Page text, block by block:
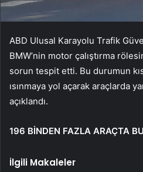
ABD Ulusal Karayolu Trafik
BMW’nin motor çalıştırma
sorun tespit etti. Bu durumun
ısınmaya yol açarak araçlarda
açıklandı.
196 BİNDEN FAZLA ARAÇTA
İlgili Makaleler